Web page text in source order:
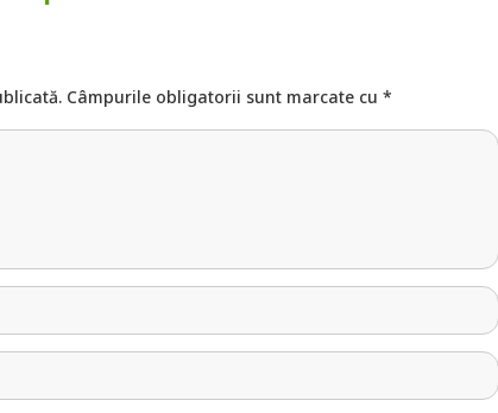
Câmpurile obligatorii sunt marcate cu *